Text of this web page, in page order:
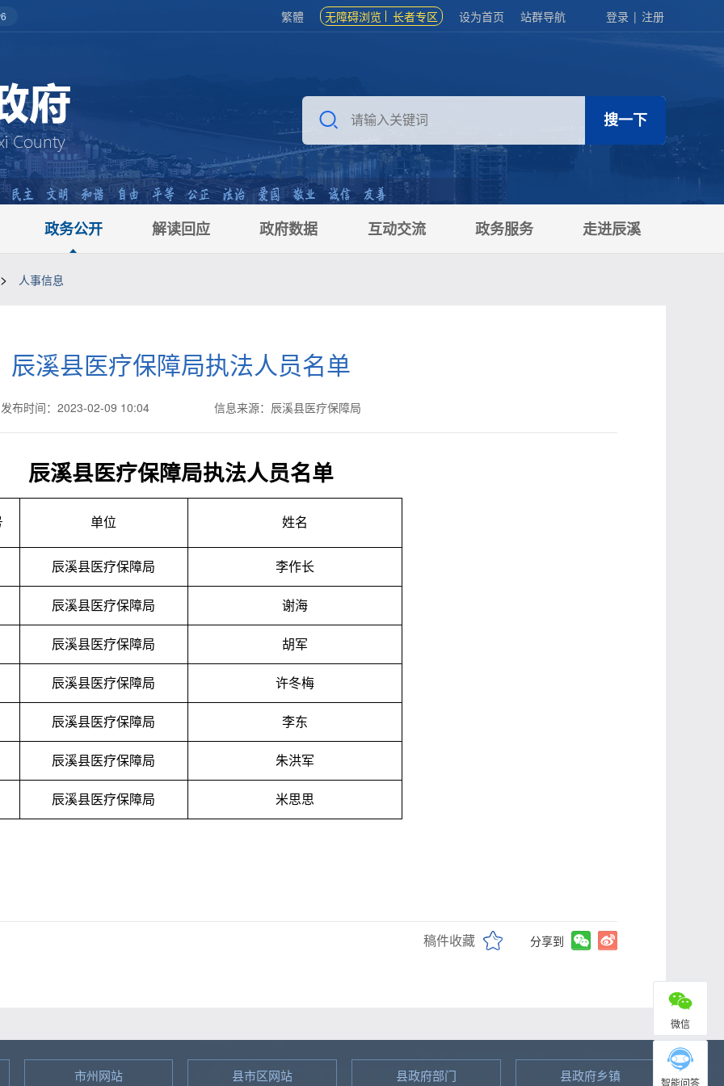
繁體 无障碍浏览 长者专区 设为首页 站群导航 登录 | 注册
政务公开 解读回应 政府数据 互动交流 政务服务 走进辰溪
> 人事信息
辰溪县医疗保障局执法人员名单
发布时间：2023-02-09 10:04 信息来源：辰溪县医疗保障局
辰溪县医疗保障局执法人员名单
单位 姓名
辰溪县医疗保障局 李作长
辰溪县医疗保障局 谢海
辰溪县医疗保障局 胡军
辰溪县医疗保障局 许冬梅
辰溪县医疗保障局 李东
辰溪县医疗保障局 朱洪军
辰溪县医疗保障局 米思思
稿件收藏 分享到
微信
智能问答
市州网站 县市区网站 县政府部门 县政府乡镇